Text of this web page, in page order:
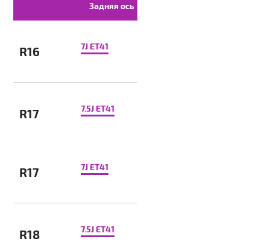
Задняя ось
R16 7J ET41
R17 7.5J ET41
R17 7J ET41
R18 7.5J ET41